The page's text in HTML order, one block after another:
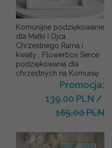
Komunijne podziękowanie
dla Matki i Ojca
Chrzestnego Rama i
kwiaty , Flowerbox Serce
podziękowania dla
chrzestnych na Komunię
Promocja:
139.00 PLN /
165.00 PLN